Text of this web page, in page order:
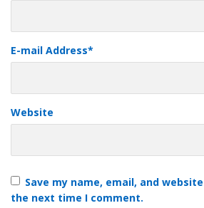
E-mail Address*
Website
Save my name, email, and
the next time I comment.